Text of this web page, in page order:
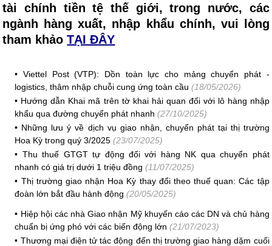
tài chính tiền tệ thế giới, trong nước, các
ngành hàng xuất, nhập khẩu chính, vui lòng
tham khảoTẠI ĐÂY
•Viettel Post (VTP): Dồn toàn lực cho mảng chuyển phát -
logistics, thâm nhập chuỗi cung ứng toàn cầu (18/05/2026)
• Hướng dẫn Khai mã trên tờ khai hải quan đối với lô hàng nhập
khẩu qua đường chuyển phát nhanh (27/10/2025)
• Những lưu ý về dịch vụ giao nhận, chuyển phát tại thị trường
Hoa Kỳ trong quý 3/2025 (23/07/2025)
• Thu thuế GTGT tự động đối với hàng NK qua chuyển phát
nhanh có giá trị dưới 1 triệu đồng (11/07/2025)
• Thị trường giao nhận Hoa Kỳ thay đổi theo thuế quan: Các tập
đoàn lớn bắt đầu hành động (20/05/2025)
• Hiệp hội các nhà Giao nhận Mỹ khuyến cáo các DN và chủ hàng
chuẩn bị ứng phó với các biến động lớn (21/07/2023)
• Thương mại điện tử tác động đến thị trường giao hàng dặm cuối